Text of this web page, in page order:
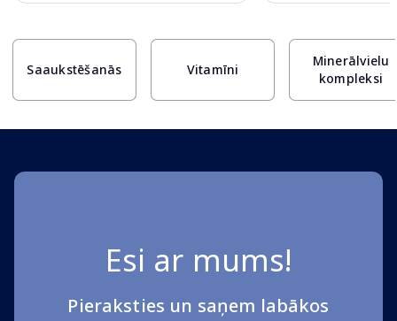
Saaukstēšanās Vitamīni
Minerālvielu
kompleksi
Esi ar mums!
Pieraksties un saņem labākos